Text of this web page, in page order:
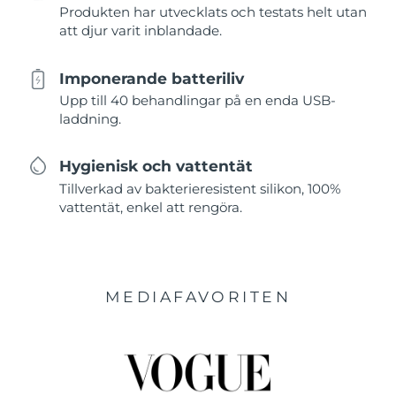
Produkten har utvecklats och testats helt utan
att djur varit inblandade.
Imponerande batteriliv
Upp till 40 behandlingar på en enda USB-
laddning.
Hygienisk och vattentät
Tillverkad av bakterieresistent silikon, 100%
vattentät, enkel att rengöra.
MEDIAFAVORITEN